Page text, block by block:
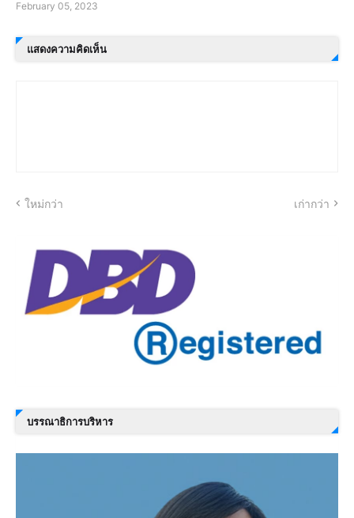
February 05, 2023
แสดงความคิดเห็น
ใหม่กว่า เก่ากว่า
บรรณาธิการบริหาร